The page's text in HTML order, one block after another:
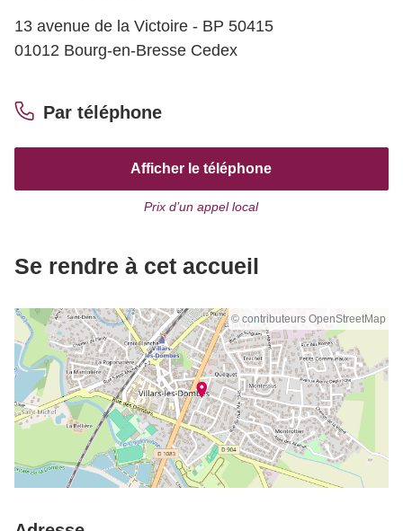
13 avenue de la Victoire - BP 50415
01012 Bourg-en-Bresse Cedex
Par téléphone
Afficher le téléphone
Prix d’un appel local
Se rendre à cet accueil
© contributeurs OpenStreetMap